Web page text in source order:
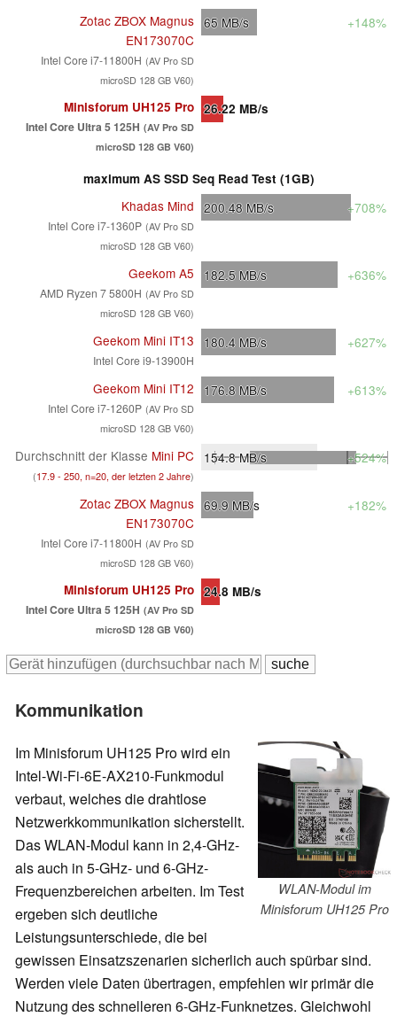
Zotac ZBOX Magnus
EN173070C
Intel Core i7-11800H (AV Pro SD
microSD 128 GB V60)
65 MB/s +148%
Minisforum UH125 Pro
Intel Core Ultra 5 125H (AV Pro SD
microSD 128 GB V60)
26.22 MB/s
maximum AS SSD Seq Read Test (1GB)
Khadas Mind
Intel Core i7-1360P (AV Pro SD
microSD 128 GB V60)
200.48 MB/s +708%
Geekom A5
AMD Ryzen 7 5800H (AV Pro SD
microSD 128 GB V60)
182.5 MB/s +636%
Geekom Mini IT13
Intel Core i9-13900H
180.4 MB/s +627%
Geekom Mini IT12
Intel Core i7-1260P (AV Pro SD
microSD 128 GB V60)
176.8 MB/s +613%
Durchschnitt der Klasse Mini PC
(17.9 - 250, n=20, der letzten 2 Jahre)
154.8MB/s +524%
Zotac ZBOX Magnus
EN173070C
Intel Core i7-11800H (AV Pro SD
microSD 128 GB V60)
69.9 MB/s +182%
Minisforum UH125 Pro
Intel Core Ultra 5 125H (AV Pro SD
microSD 128 GB V60)
24.8 MB/s
Kommunikation
WLAN-Modul im
Minisforum UH125 Pro
Im Minisforum UH125 Pro wird ein
Intel-Wi-Fi-6E-AX210-Funkmodul
verbaut, welches die drahtlose
Netzwerkkommunikation sicherstellt.
Das WLAN-Modul kann in 2,4-GHz-
als auch in 5-GHz- und 6-GHz-
Frequenzbereichen arbeiten. Im Test
ergeben sich deutliche
Leistungsunterschiede, die bei
gewissen Einsatzszenarien sicherlich auch spürbar sind.
Werden viele Daten übertragen, empfehlen wir primär die
Nutzung des schnelleren 6-GHz-Funknetzes. Gleichwohl